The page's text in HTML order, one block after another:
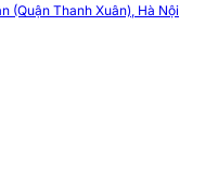
(Quận Thanh Xuân), Hà Nội